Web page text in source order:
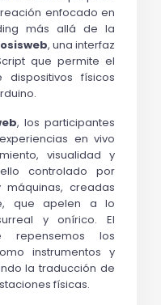
enfocado en
más allá de la
, una interfaz
que permite el
físicos
, los participantes
en vivo
visualidad y
controlado por
creadas
que apelen a lo
y onírico. El
repensemos los
instrumentos y
la traducción de
físicas.